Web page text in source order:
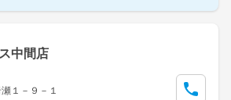
中間店
１－９－１